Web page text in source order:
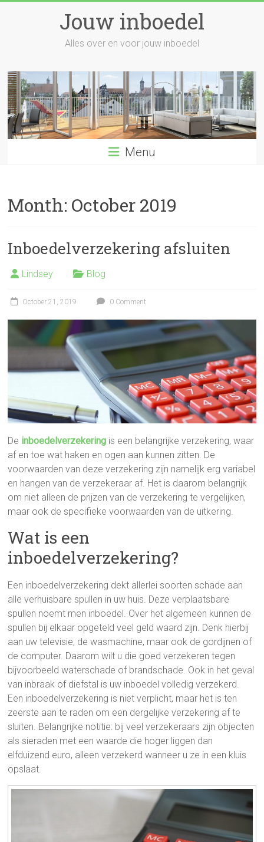
Jouw inboedel
Alles over en voor jouw inboedel
Menu
Month: October 2019
Inboedelverzekering afsluiten
Lindsey Blog
October 21, 2019 0 Comment
De inboedelverzekering is een belangrijke verzekering, waar
af en toe wat haken en ogen aan kunnen zitten. De
voorwaarden van deze verzekering zijn namelijk erg variabel
en hangen van de verzekeraar af. Het is daarom belangrijk
om niet alleen de prijzen van de verzekering te vergelijken,
maar ook de specifieke voorwaarden van de uitkering.
Wat is een
inboedelverzekering?
Een inboedelverzekering dekt allerlei soorten schade aan
alle verhuisbare spullen in uw huis. Deze verplaatsbare
spullen noemt men inboedel. Over het algemeen kunnen de
spullen bij elkaar opgeteld veel geld waard zijn. Denk hierbij
aan uw televisie, de wasmachine, maar ook de gordijnen of
de computer. Daarom wilt u die goed verzekeren tegen
bijvoorbeeld waterschade of brandschade. Ook in het geval
van inbraak of diefstal is uw inboedel volledig verzekerd.
Een inboedelverzekering is niet verplicht, maar het is ten
zeerste aan te raden om een dergelijke verzekering af te
sluiten. Belangrijke notitie: bij veel verzekeraars zijn objecten
als sieraden met een waarde die hoger liggen dan
elfduizend euro, alleen verzekerd wanneer u ze in een kluis
opslaat.